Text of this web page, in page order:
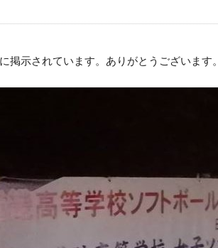
示されています。ありがとうございます。